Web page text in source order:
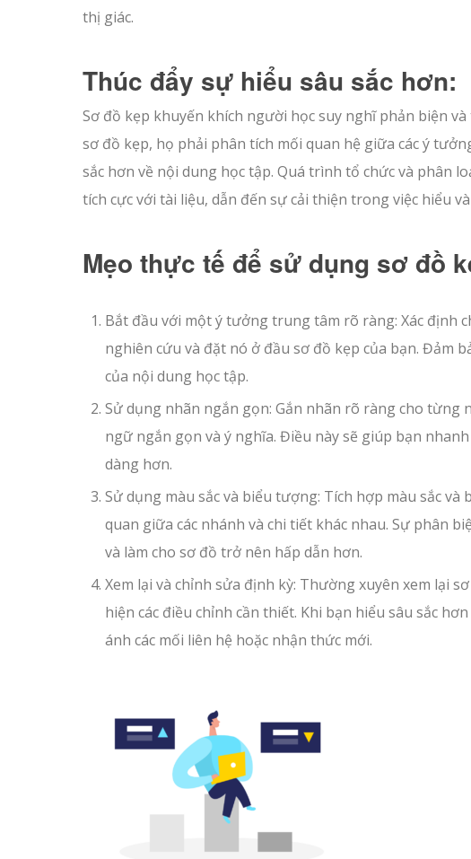
thị giác.
Thúc đẩy sự hiểu sâu sắc hơn:
Sơ đồ kẹp khuyến khích người học suy nghĩ phản biện
sơ đồ kẹp, họ phải phân tích mối quan hệ giữa các ý
sắc hơn về nội dung học tập. Quá trình tổ chức và phân
tích cực với tài liệu, dẫn đến sự cải thiện trong việc hiểu
Mẹo thực tế để sử dụng sơ đồ
Bắt đầu với một ý tưởng trung tâm rõ ràng: Xác định
nghiên cứu và đặt nó ở đầu sơ đồ kẹp của bạn. Đảm
của nội dung học tập.
Sử dụng nhãn ngắn gọn: Gắn nhãn rõ ràng cho
ngữ ngắn gọn và ý nghĩa. Điều này sẽ giúp bạn
dàng hơn.
Sử dụng màu sắc và biểu tượng: Tích hợp màu sắc
quan giữa các nhánh và chi tiết khác nhau. Sự phân
và làm cho sơ đồ trở nên hấp dẫn hơn.
Xem lại và chỉnh sửa định kỳ: Thường xuyên xem lại
hiện các điều chỉnh cần thiết. Khi bạn hiểu sâu sắc
ánh các mối liên hệ hoặc nhận thức mới.